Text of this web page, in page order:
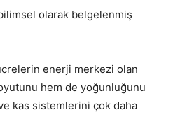
olarak belgelenmiş
enerji merkezi olan
hem de yoğunluğunu
kas sistemlerini çok daha